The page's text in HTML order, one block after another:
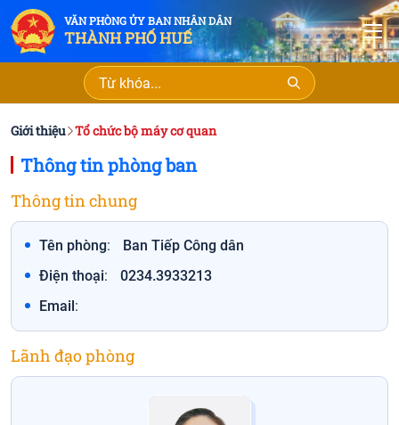
VĂN PHÒNG ỦY BAN NHÂN DÂN
THÀNH PHỐ HUẾ
Giới thiệu Tổ chức bộ máy cơ quan
Thông tin phòng ban
Thông tin chung
Tên phòng:
Ban Tiếp Công dân
Điện thoại:
0234.3933213
Email:
Lãnh đạo phòng